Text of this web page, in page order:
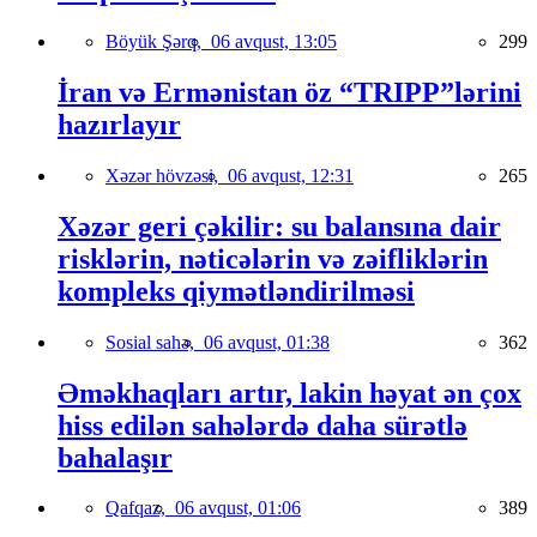
Böyük Şərq, 06 avqust, 13:05 299
İran və Ermənistan öz “TRIPP”lərini
hazırlayır
Xəzər hövzəsi, 06 avqust, 12:31 265
Xəzər geri çəkilir: su balansına dair
risklərin, nəticələrin və zəifliklərin
kompleks qiymətləndirilməsi
Sosial sahə, 06 avqust, 01:38 362
Əməkhaqları artır, lakin həyat ən çox
hiss edilən sahələrdə daha sürətlə
bahalaşır
Qafqaz, 06 avqust, 01:06 389